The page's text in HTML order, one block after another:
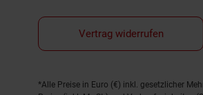
Vertrag widerrufen
Fußnoten
*Alle Preise in Euro (€) inkl. gesetzlicher